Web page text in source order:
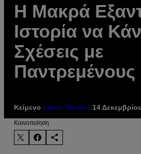
Η Μακρά
Ιστορία να
Σχέσεις με
Παντρεμένους
Κείμενο Laura Roscioli14
Kοινοποίηση